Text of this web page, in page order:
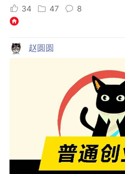
34 47 8
赵圆圆